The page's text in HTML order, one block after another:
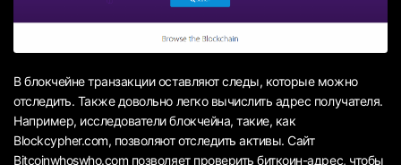
В блокчейне транзакции оставляют следы, которые можно
отследить. Также довольно легко вычислить адрес получателя.
Например, исследователи блокчейна, такие, как
Blockcypher.com, позволяют отследить активы. Сайт
Bitcoinwhoswho.com позволяет проверить биткоин-адрес, чтобы